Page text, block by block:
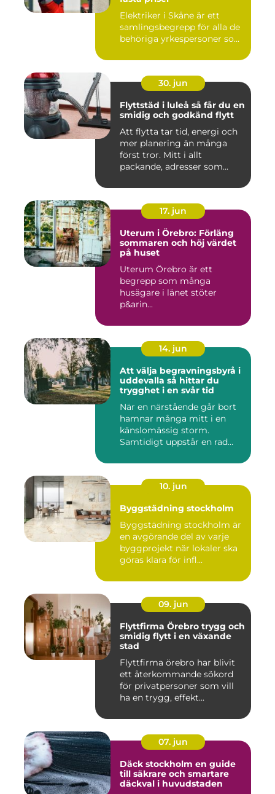
Elektriker i Skåne är ett
samlingsbegrepp för alla de
behöriga yrkespersoner so...
30. jun
Flyttstäd i luleå så får du en
smidig och godkänd flytt
Att flytta tar tid, energi och
mer planering än många
först tror. Mitt i allt
packande, adresser som...
17. jun
Uterum i Örebro: Förläng
sommaren och höj värdet
på huset
Uterum Örebro är ett
begrepp som många
husägare i länet stöter
p&arin...
14. jun
Att välja begravningsbyrå i
uddevalla så hittar du
trygghet i en svår tid
När en närstående går bort
hamnar många mitt i en
känslomässig storm.
Samtidigt uppstår en rad
10. jun
Byggstädning stockholm
Byggstädning stockholm är
en avgörande del av varje
byggprojekt när lokaler ska
göras klara för infl...
09. jun
Flyttfirma Örebro trygg och
smidig flytt i en växande
stad
Flyttfirma örebro har blivit
ett återkommande sökord
för privatpersoner som vill
ha en trygg, effekt...
07. jun
Däck stockholm en guide
till säkrare och smartare
däckval i huvudstaden